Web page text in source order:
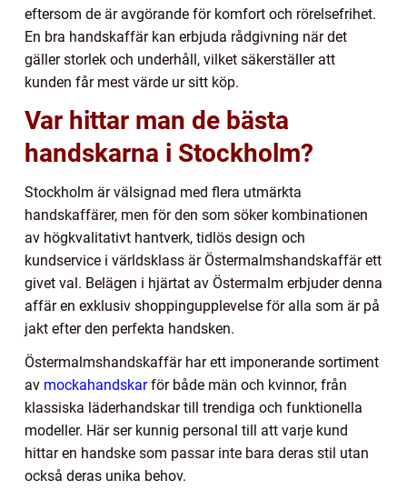
eftersom de är avgörande för komfort och rörelsefrihet.
En bra handskaffär kan erbjuda rådgivning när det
gäller storlek och underhåll, vilket säkerställer att
kunden får mest värde ur sitt köp.
Var hittar man de bästa
handskarna i Stockholm?
Stockholm är välsignad med flera utmärkta
handskaffärer, men för den som söker kombinationen
av högkvalitativt hantverk, tidlös design och
kundservice i världsklass är Östermalmshandskaffär ett
givet val. Belägen i hjärtat av Östermalm erbjuder denna
affär en exklusiv shoppingupplevelse för alla som är på
jakt efter den perfekta handsken.
Östermalmshandskaffär har ett imponerande sortiment
av mockahandskarför både män och kvinnor, från
klassiska läderhandskar till trendiga och funktionella
modeller. Här ser kunnig personal till att varje kund
hittar en handske som passar inte bara deras stil utan
också deras unika behov.